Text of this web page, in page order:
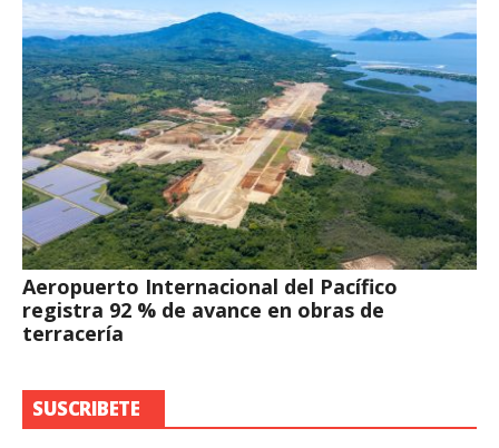
Aeropuerto Internacional del Pacífico
registra 92 % de avance en obras de
terracería
SUSCRIBETE